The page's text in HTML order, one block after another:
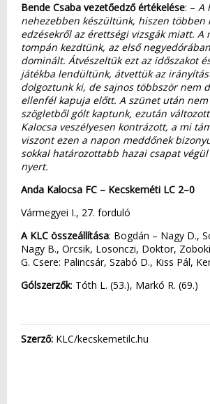
Bende Csaba vezetőedző értékelése: – A
nehezebben készültünk, hiszen többen
edzésekről az érettségi vizsgák miatt. A
tompán kezdtünk, az első
dominált. Átvészeltük ezt az időszakot
játékba lendültünk, átvettük az
dolgoztunk ki, de sajnos többször nem
ellenfél kapuja előtt. A szünet után nem
szögletből gólt kaptunk, ezután
Kalocsa veszélyesen kontrázott, a mi
viszont ezen a napon meddőnek
sokkal határozottabb hazai csapat
nyert.
Anda Kalocsa FC – Kecskeméti LC 2–0
Vármegyei I., 27. forduló
A KLC összeállítása: Bogdán – Nagy D.,
Nagy B., Orcsik, Losonczi, Doktor,
G. Csere: Palincsár, Szabó D., Kiss Pál,
Gólszerzők: Tóth L. (53.), Markó R. (69.)
Szerző: KLC/kecskemetilc.hu